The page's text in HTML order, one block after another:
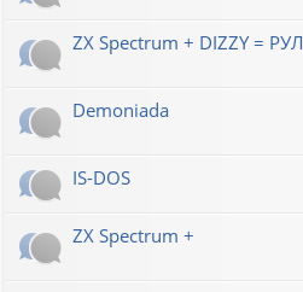
ZX Spectrum + DIZZY =
Demoniada
IS-DOS
ZX Spectrum +